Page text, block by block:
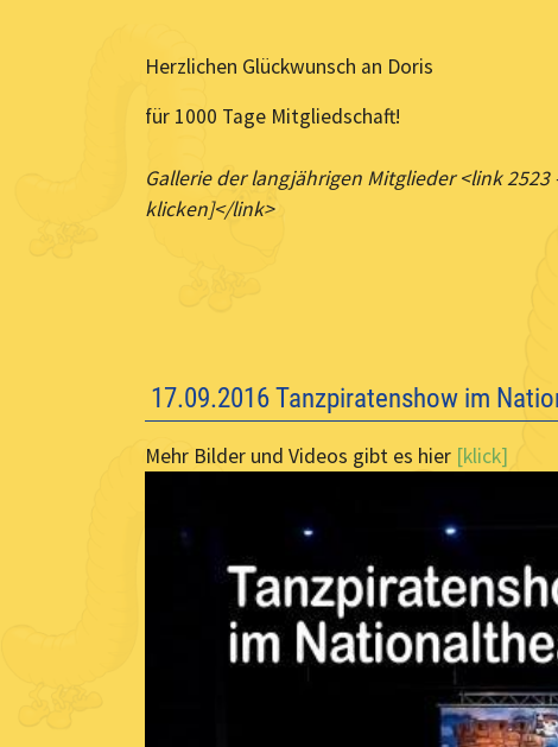
Herzlichen Glückwunsch an Doris
für 1000 Tage Mitgliedschaft!
Gallerie der langjährigen Mitglieder <link
klicken]</link>
17.09.2016 Tanzpiratenshow im
Mehr Bilder und Videos gibt es hier [klick]